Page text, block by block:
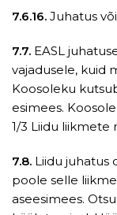
7.6.16. Juhatus
7.7. EASL
vajadusele, kuid
Koosoleku
esimees.
1/3 Liidu liikmete
7.8. Liidu juhatus
poole selle
aseesimees.